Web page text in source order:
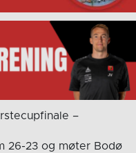
–
26-23 og møter Bodø